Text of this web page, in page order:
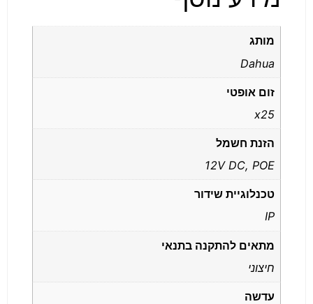
מותג
Dahua
זום אופטי
x25
הזנת חשמל
12V DC, POE
טכנלוגיית שידור
IP
מתאים להתקנה בתנאי
חיצוני
עדשה